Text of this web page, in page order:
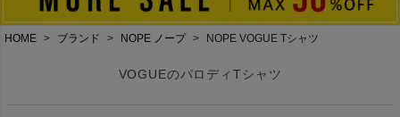
HOME ブランド NOPE ノープ NOPE VOGUE Tシャツ
VOGUEのパロディTシャツ